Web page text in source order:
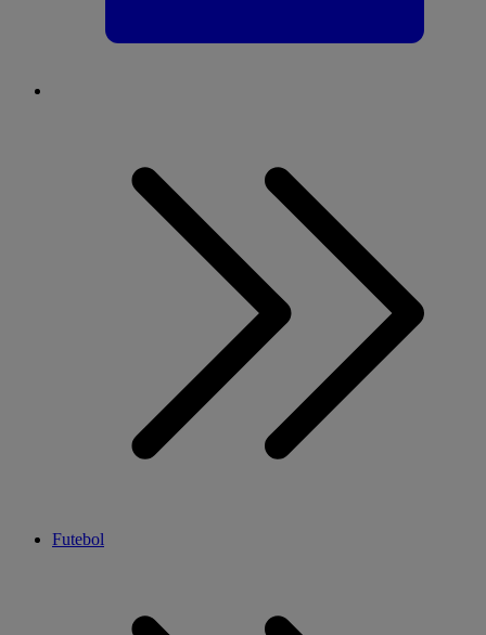
Futebol